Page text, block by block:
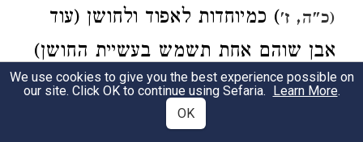
(כ"ה, ז') כמיוחדות לאפוד ולחושן (עוד
אבן שוהם אחת תשמש בעשיית החושן)
ופתחת עליהם(גם כאן הצורה הזכרית
של הכינוי הסופי במקום הצורה הנקבית)
We use cookies to give you the best experience possible on
our site. Click OK to continue using Sefaria. Learn More.
OK